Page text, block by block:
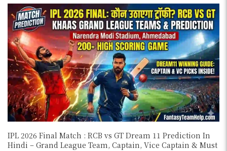
IPL 2026 Final Match : RCB vs GT Dream 11 Prediction In
Hindi – Grand League Team, Captain, Vice Captain & Must